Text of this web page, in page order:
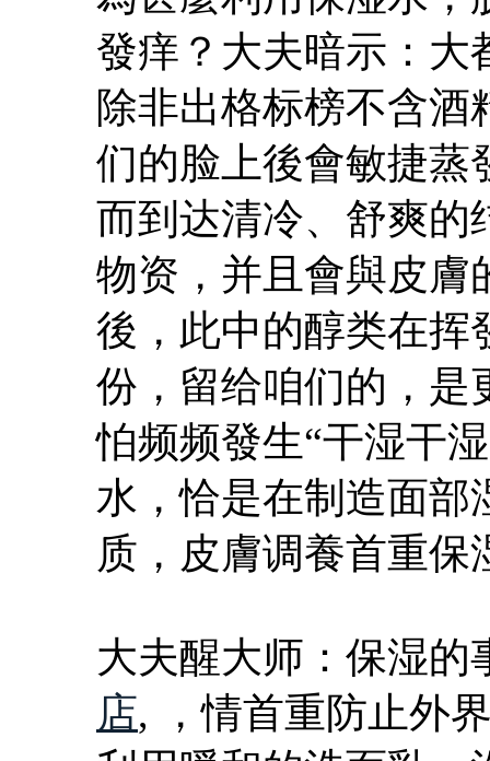
發痒？大夫暗示：大
除非出格标榜不含
们的脸上後會敏捷蒸
而到达清冷、舒爽的
物资，并且會與皮膚
後，此中的醇类在挥
份，留给咱们的，是
怕频频發生“干湿干
水，恰是在制造面部
质，皮膚调養首重保
大夫醒大师：保湿的
店, ，情首重防止外